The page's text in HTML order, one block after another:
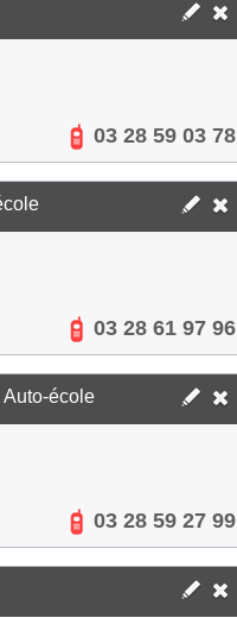
03 28 59 03 78
03 28 61 97 96
Auto-école
03 28 59 27 99